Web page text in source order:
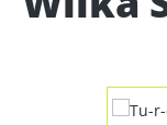
Bildergalerie